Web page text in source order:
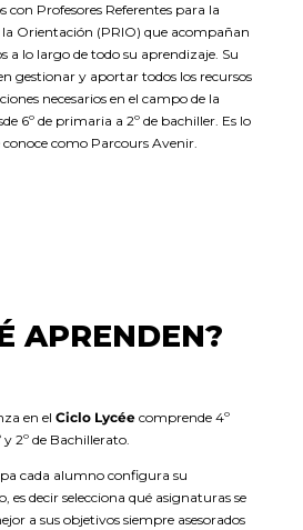
con Profesores Referentes para la
Orientación (PRIO) que acompañan
a lo largo de todo su aprendizaje. Su
gestionar y aportar todos los recursos
necesarios en el campo de la
6º de primaria a 2º de bachiller. Es lo
conoce como Parcours Avenir.
APRENDEN?
en elCiclo Lycée comprende 4º
y 2º de Bachillerato.
cada alumno configura su
es decir selecciona qué asignaturas se
a sus objetivos siempre asesorados